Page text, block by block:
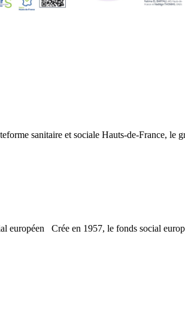
sanitaire et sociale Hauts-de-France,
Crée en 1957, le fonds social